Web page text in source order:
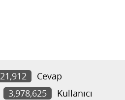
21,912
Cevap
3,978,625 Kullanıcı